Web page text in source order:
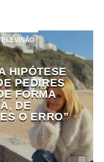
HIPÓTESE
PEDIRES
FORMA
DE
O ERRO”